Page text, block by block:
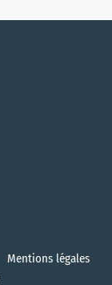
Mentions légales